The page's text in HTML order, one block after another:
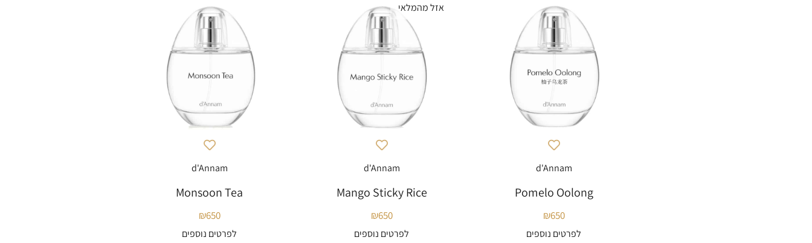
d'Annam
Pomelo Oolong
₪650
לפרטים נוספים
אזל מהמלאי
d'Annam
Mango Sticky Rice
₪650
לפרטים נוספים
d'Annam
Monsoon Tea
₪650
לפרטים נוספים